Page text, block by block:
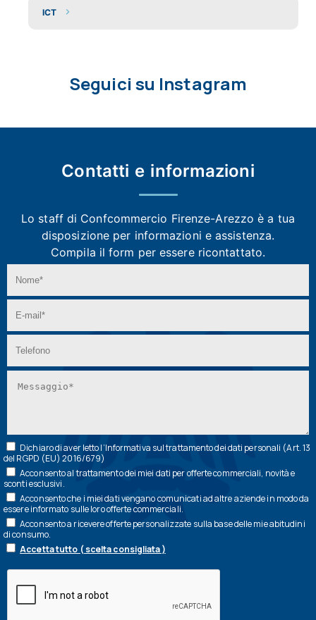
ICT
Seguici su Instagram
Contatti e informazioni
Lo staff di Confcommercio Firenze-Arezzoè a tua
disposizione per informazioni e assistenza.
Compila il form per essere ricontattato.
Dichiaro di aver letto l’Informativa sul trattamento dei dati personali (Art. 13
del RGPD (EU) 2016/679)
Acconsento al trattamento dei miei dati per offerte commerciali, novità e
sconti esclusivi.
Acconsento che i miei dati vengano comunicati ad altre aziende in modo da
essere informato sulle loro offerte commerciali.
Acconsento a ricevere offerte personalizzate sulla base delle mie abitudini
di consumo.
Accetta tutto ( scelta consigliata )